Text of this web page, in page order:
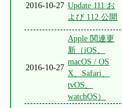
2016-10-27 Update 111 お
よび 112 公開
2016-10-27
Apple 関連更
新（iOS、
macOS / OS
X、Safari、
tvOS、
watchOS）